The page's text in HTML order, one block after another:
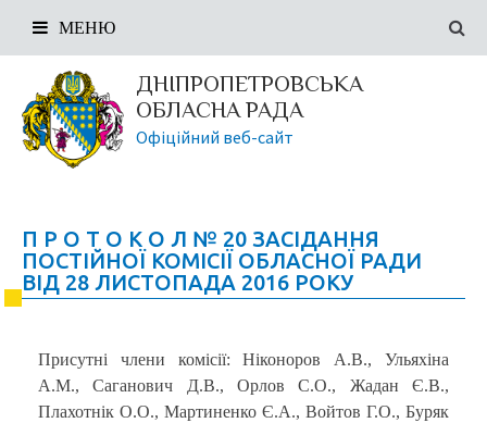
ДНІПРОПЕТРОВСЬКА
ОБЛАСНА РАДА
Офіційний веб-сайт
МЕНЮ
П Р О Т О К О Л № 20 ЗАСІДАННЯ
ПОСТІЙНОЇ КОМІСІЇ ОБЛАСНОЇ РАДИ
ВІД 28 ЛИСТОПАДА 2016 РОКУ
Присутні члени комісії: Ніконоров А.В., Ульяхіна
А.М., Саганович Д.В., Орлов С.О., Жадан Є.В.,
Плахотнік О.О., Мартиненко Є.А., Войтов Г.О., Буряк